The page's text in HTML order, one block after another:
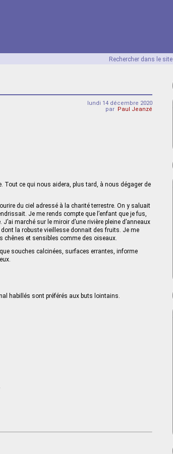
Rechercher dans le site
lundi 14 décembre 2020
par Paul Jeanzé
Tout ce qui nous aidera, plus tard, à nous dégager de
du ciel adressé à la charité terrestre. On y saluait
Je me rends compte que l’enfant que je fus,
marché sur le miroir d’une rivière pleine d’anneaux
la robuste vieillesse donnait des fruits. Je me
chênes et sensibles comme des oiseaux.
souches calcinées, surfaces errantes, informe
habillés sont préférés aux buts lointains.